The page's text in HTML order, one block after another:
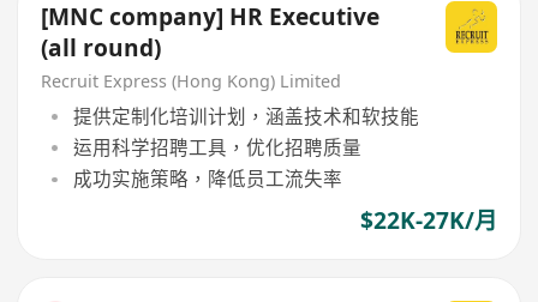
[MNC company] HR Executive
(all round)
Recruit Express (Hong Kong) Limited
提供定制化培训计划，涵盖技术和软技能
运用科学招聘工具，优化招聘质量
成功实施策略，降低员工流失率
$22K-27K/月